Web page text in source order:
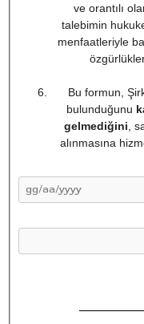
ve orantılı
talebimin
menfaatleriyle
Bu formun,
bulunduğunu
gelmediğini ,
alınmasına